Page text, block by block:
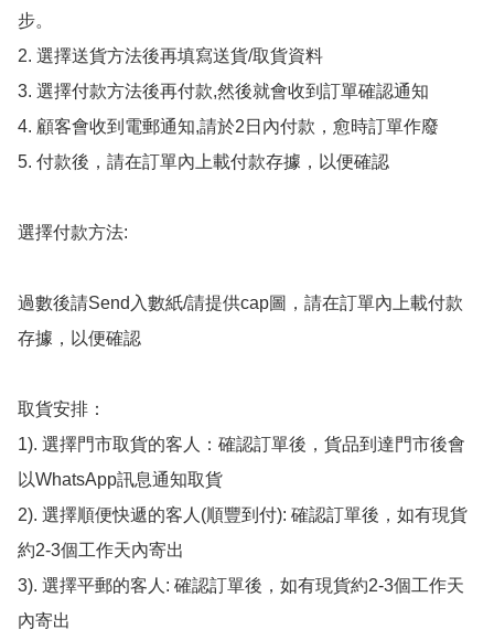
步。
2. 選擇送貨方法後再填寫送貨/取貨資料
3. 選擇付款方法後再付款,然後就會收到訂單確認通知
4. 顧客會收到電郵通知,請於2日內付款，愈時訂單作廢
5. 付款後，請在訂單內上載付款存據，以便確認
選擇付款方法:
過數後請Send入數紙/請提供cap圖，請在訂單內上載付款
存據，以便確認
取貨安排：
1). 選擇門市取貨的客人：確認訂單後，貨品到達門市後會
以WhatsApp訊息通知取貨
2). 選擇順便快遞的客人(順豐到付): 確認訂單後，如有現貨
約2-3個工作天內寄出
3). 選擇平郵的客人: 確認訂單後，如有現貨約2-3個工作天
內寄出